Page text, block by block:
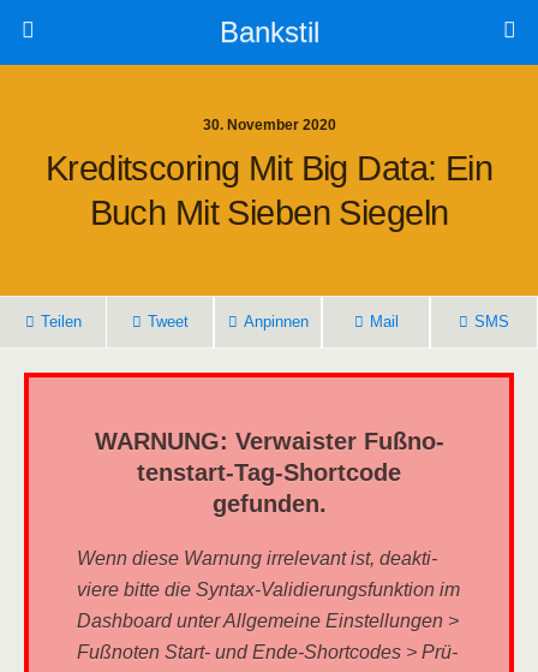
Bankstil
30. November 2020
Kre­dit­s­coring Mit Big Data: Ein
Buch Mit Sie­ben Siegeln
Tei­len Tweet Anpin­nen Mail SMS
WARNUNG: Ver­wais­ter Fuß­no­
ten­start-Tag-Short­code
gefunden.
Wenn die­se War­nung irrele­vant ist, deak­ti­
vie­re bit­te die Syn­tax-Vali­die­rungs­funk­ti­on im
Dash­board unter All­ge­mei­ne Ein­stel­lun­gen >
Fuß­no­ten Start- und Ende-Short­codes > Prü­